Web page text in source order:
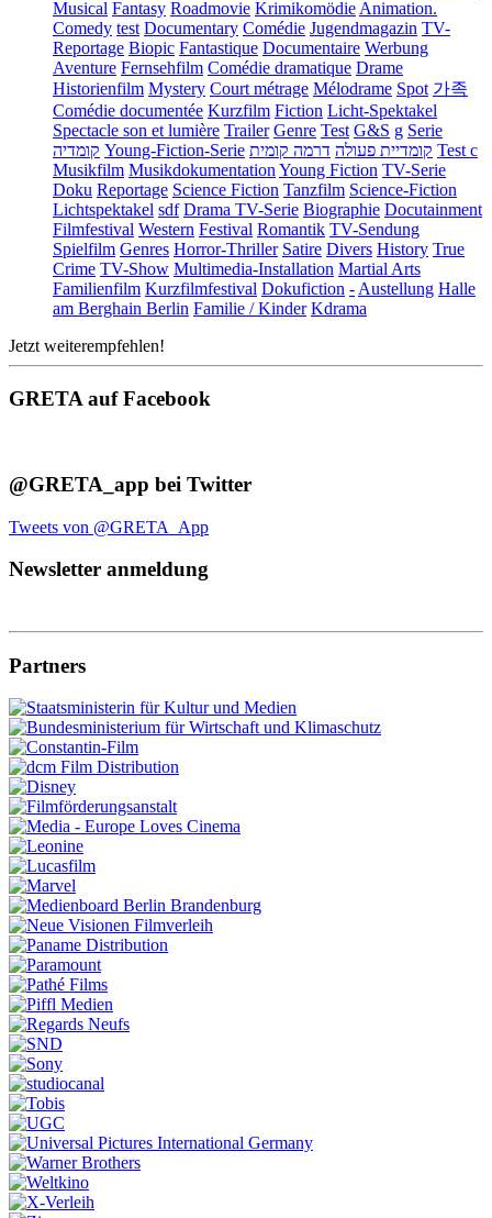
Musical Fantasy Roadmovie Krimikomödie Animation.
Comedy test Documentary Comédie Jugendmagazin TV-
Reportage Biopic Fantastique Documentaire Werbung
Aventure Fernsehfilm Comédie dramatique Drame
Historienfilm Mystery Court métrage Mélodrame Spot 가족
Comédie documentée Kurzfilm Fiction Licht-Spektakel
Spectacle son et lumière Trailer Genre Test G&S g Serie
קומדיה Young-Fiction-Serie קומדיית פעולה דרמה קומית
Test c
Musikfilm Musikdokumentation Young Fiction TV-Serie
Doku Reportage Science Fiction Tanzfilm Science-Fiction
Lichtspektakel sdf Drama TV-Serie Biographie Docutainment
Filmfestival Western Festival Romantik TV-Sendung
Spielfilm Genres Horror-Thriller Satire Divers History True
Crime TV-Show Multimedia-Installation Martial Arts
Familienfilm Kurzfilmfestival Dokufiction - Austellung Halle
am Berghain Berlin Familie / Kinder Kdrama
Jetzt weiterempfehlen!
GRETA auf Facebook
@GRETA_app bei Twitter
Tweets von @GRETA_App
Newsletter anmeldung
Partners